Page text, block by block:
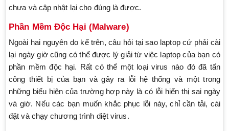
chưa và cập nhật lại cho đúng là được.
Phần Mềm Độc Hại (Malware)
Ngoài hai nguyên do kể trên, câu hỏi tại sao laptop cứ phải cài
lại ngày giờ cũng có thể được lý giải từ việc laptop của bạn có
phần mềm độc hại. Rất có thể một loại virus nào đó đã tấn
công thiết bị của bạn và gây ra lỗi hệ thống và một trong
những biểu hiện của trường hợp này là có lỗi hiển thị sai ngày
và giờ. Nếu các bạn muốn khắc phục lỗi này, chỉ cần tải, cài
đặt và chạy chương trình diệt virus.